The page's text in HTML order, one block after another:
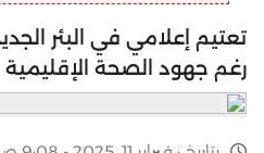
تعتيم إعلامي في البئر
رغم جهود الصحة الإقليمية